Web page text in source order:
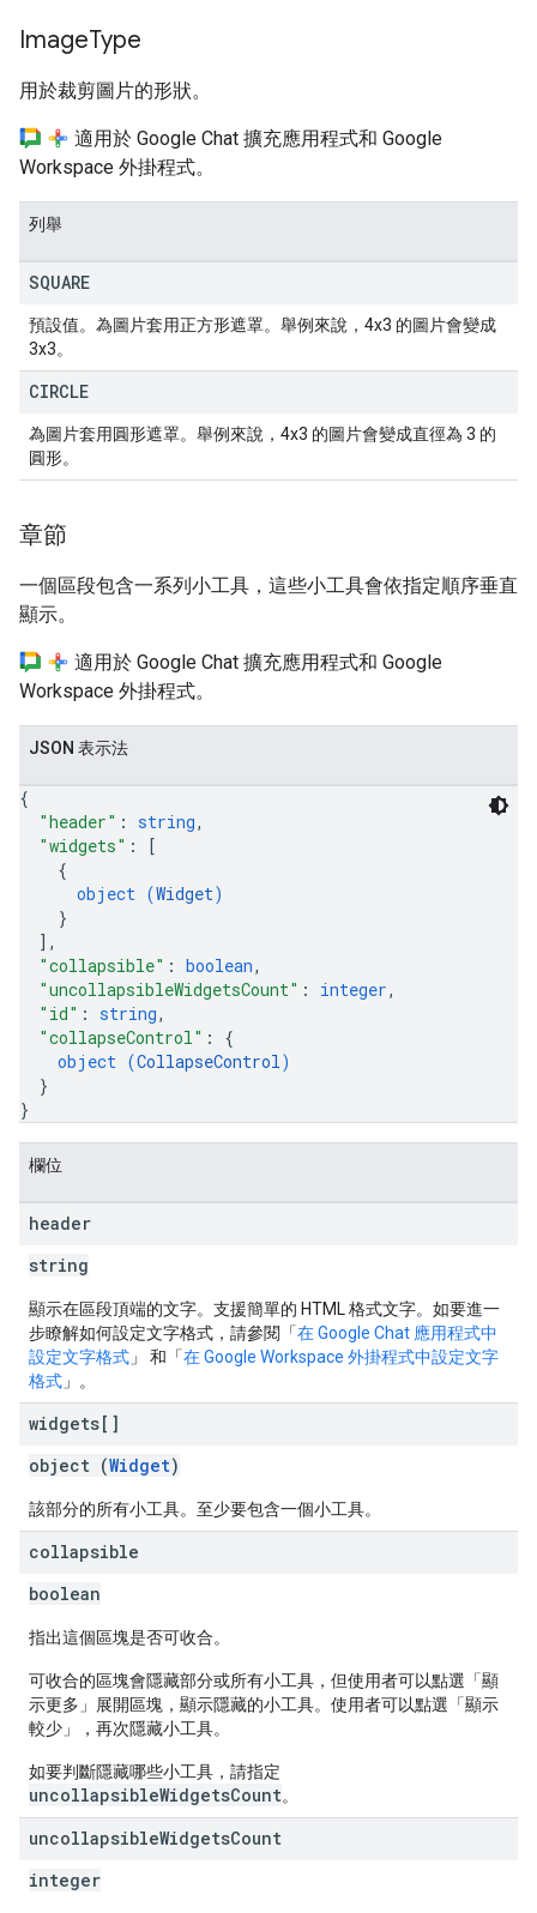
ImageType
用於裁剪圖片的形狀。
適用於 Google Chat 擴充應用程式和 Google
Workspace 外掛程式。
列舉
SQUARE
預設值。為圖片套用正方形遮罩。舉例來說，4x3 的圖片會變成
3x3。
CIRCLE
為圖片套用圓形遮罩。舉例來說，4x3 的圖片會變成直徑為 3 的
圓形。
章節
一個區段包含一系列小工具，這些小工具會依指定順序垂直
顯示。
適用於 Google Chat 擴充應用程式和 Google
Workspace 外掛程式。
JSON 表示法
{
"header" : string,
"widgets" :
[
{
object (Widget)
}
] ,
"collapsible" : boolean,
"uncollapsibleWidgetsCount" : integer,
"id" : string,
"collapseControl" : {
object (CollapseControl)
}
}
欄位
header
string
顯示在區段頂端的文字。支援簡單的 HTML 格式文字。如要進一
步瞭解如何設定文字格式，請參閱「在 Google Chat 應用程式中
設定文字格式 」 和「在 Google Workspace 外掛程式中設定文字
格式 」。
widgets[]
object (Widget)
該部分的所有小工具。至少要包含一個小工具。
collapsible
boolean
指出這個區塊是否可收合。
可收合的區塊會隱藏部分或所有小工具，但使用者可以點選「顯
示更多」
展開區塊，顯示隱藏的小工具。使用者可以點選「顯示
較少」
，再次隱藏小工具。
如要判斷隱藏哪些小工具，請指定
uncollapsibleWidgetsCount。
uncollapsibleWidgetsCount
integer